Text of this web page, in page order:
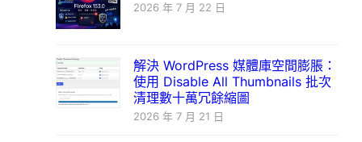
2026 年 7 月 22 日
解決 WordPress 媒體庫空間膨脹：
使用 Disable All Thumbnails 批次
清理數十萬冗餘縮圖
2026 年 7 月 21 日